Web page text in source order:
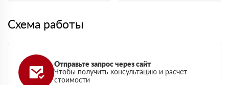
Схема работы
Отправьте запрос через сайт
Чтобы получить консультацию и расчет
стоимости